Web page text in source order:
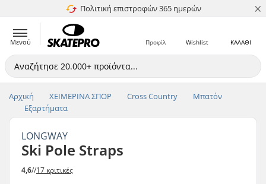
Πολιτική επιστροφών 365 ημερών
4.8 στα 5 ×
Μενού ΚΑΛΑΘΙ
Wishlist
Προφίλ
Αρχική ΧΕΙΜΕΡΙΝΑ ΣΠΟΡ Cross Country
Μπατόν
Εξαρτήματα
LONGWAY
Ski Pole Straps
4,6//17 κριτικές